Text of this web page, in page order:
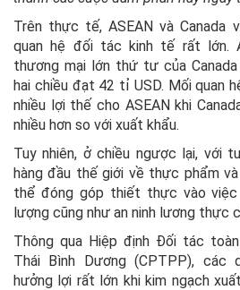
Trên thực tế, ASEAN và
quan hệ đối tác kinh tế rất lớn.
thương mại lớn thứ tư của
hai chiều đạt 42 tỉ USD. Mối quan
nhiều lợi thế cho ASEAN khi
nhiều hơn so với xuất khẩu.
Tuy nhiên, ở chiều ngược lại, với
hàng đầu thế giới về thực phẩm
thể đóng góp thiết thực vào việc
lượng cũng như an ninh lương thực
Thông qua Hiệp định Đối tác
Thái Bình Dương (CPTPP), các
hưởng lợi rất lớn khi kim ngạch